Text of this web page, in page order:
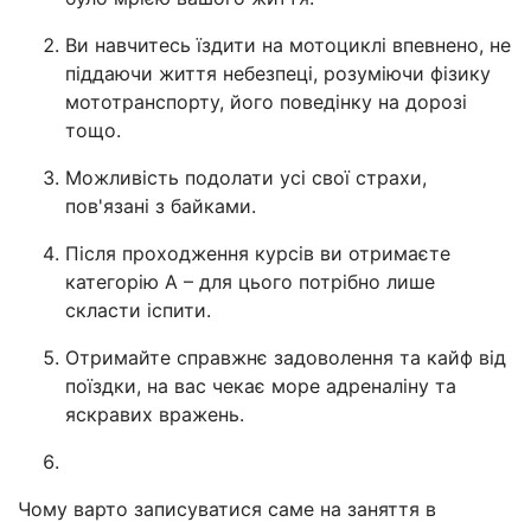
Ви навчитесь їздити на мотоциклі впевнено, не
піддаючи життя небезпеці, розуміючи фізику
мототранспорту, його поведінку на дорозі
тощо.
Можливість подолати усі свої страхи,
пов'язані з байками.
Після проходження курсів ви отримаєте
категорію А – для цього потрібно лише
скласти іспити.
Отримайте справжнє задоволення та кайф від
поїздки, на вас чекає море адреналіну та
яскравих вражень.
Чому варто записуватися саме на заняття в